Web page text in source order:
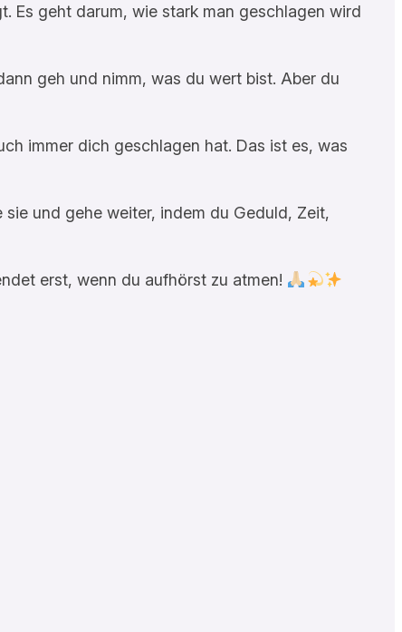
Es geht darum, wie stark man geschlagen wird
geh und nimm, was du wert bist. Aber du
immer dich geschlagen hat. Das ist es, was
und gehe weiter, indem du Geduld, Zeit,
erst, wenn du aufhörst zu atmen!